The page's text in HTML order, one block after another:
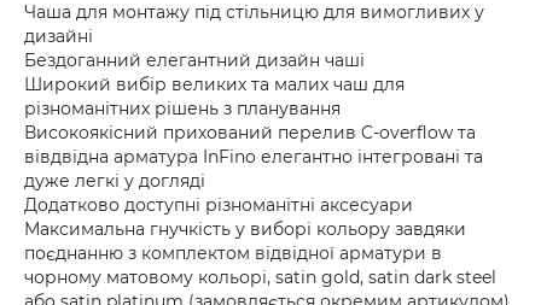
Чаша для монтажу під стільницю для вимогливих у
дизайні
Бездоганний елегантний дизайн чаші
Широкий вибір великих та малих чаш для
різноманітних рішень з планування
Високоякісний прихований перелив C-overflow та
вівдвідна арматура InFino елегантно інтегровані та
дуже легкі у догляді
Додатково доступні різноманітні аксесуари
Максимальна гнучкість у виборі кольору завдяки
поєднанню з комплектом відвідної арматури в
чорному матовому кольорі, satin gold, satin dark steel